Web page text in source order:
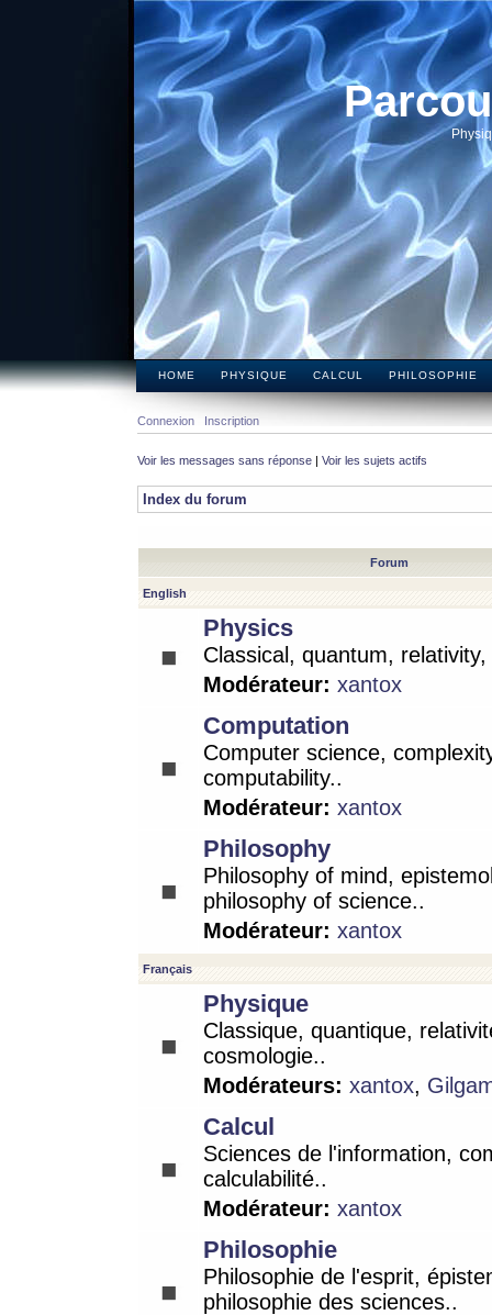
HOME PHYSIQUE CALCUL PHILOSOPHIE
Connexion Inscription
Voir les messages sans réponse | Voir les sujets actifs
Index du forum
Forum
English
Physics
Classical, quantum,
Modérateur: xantox
Computation
Computer science,
computability..
Modérateur: xantox
Philosophy
Philosophy of mind,
philosophy of science..
Modérateur: xantox
Français
Physique
Classique, quantique,
cosmologie..
Modérateurs: xantox,
Calcul
Sciences de l'information,
calculabilité..
Modérateur: xantox
Philosophie
Philosophie de l'esprit,
philosophie des sciences..